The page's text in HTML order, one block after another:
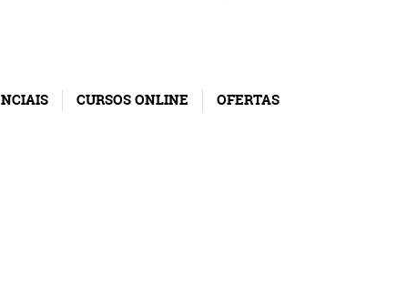
CURSOS ONLINE OFERTAS